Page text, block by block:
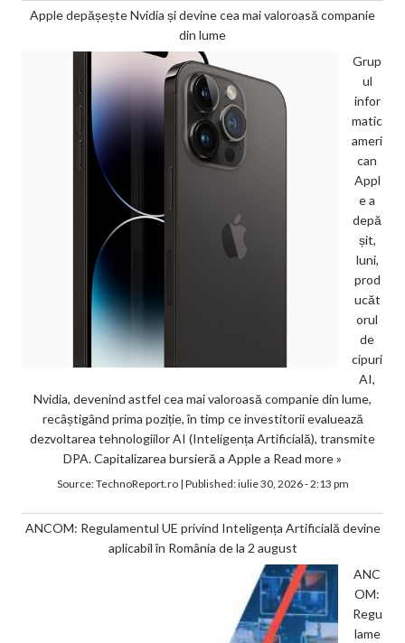
Apple depășește Nvidia și devine cea mai valoroasă companie
din lume
Grup
ul
infor
matic
ameri
can
Appl
e a
depă
șit,
luni,
prod
ucăt
orul
de
cipuri
AI,
Nvidia, devenind astfel cea mai valoroasă companie din lume,
recâștigând prima poziție, în timp ce investitorii evaluează
dezvoltarea tehnologiilor AI (Inteligența Artificială), transmite
DPA. Capitalizarea bursieră a Apple a Read more »
Source:TechnoReport.ro| Published:iulie 30, 2026 - 2:13 pm
ANCOM: Regulamentul UE privind Inteligența Artificială devine
aplicabil în România de la 2 august
ANC
OM:
Regu
lame